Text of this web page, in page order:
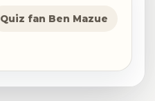
Quiz fan Ben Mazue